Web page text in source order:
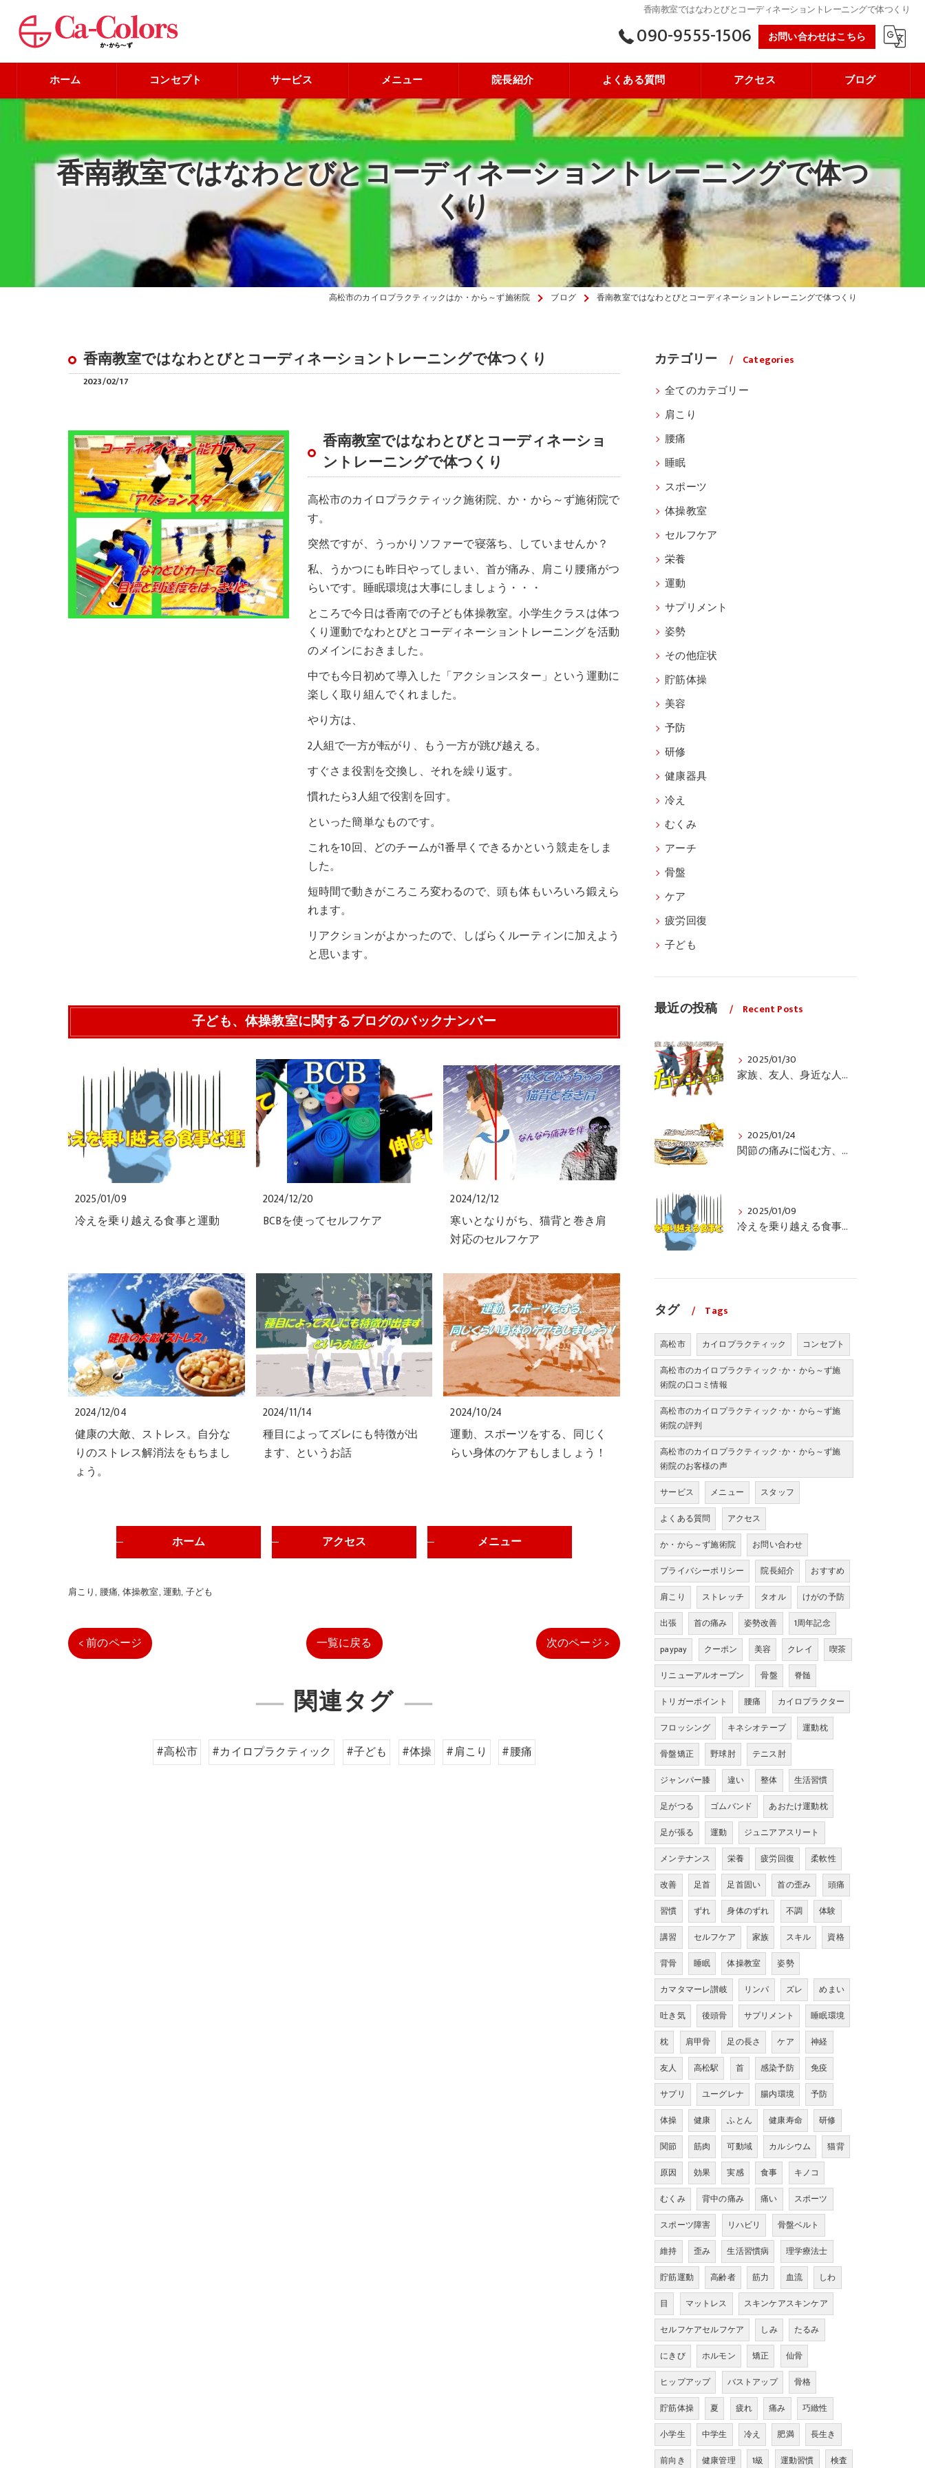
香南教室ではなわとびとコーディネーショントレーニングで体つくり
090-9555-1506 お問い合わせはこちら
ホーム コンセプト サービス メニュー 院長紹介 よくある質問 アクセス ブログ
香南教室ではなわとびとコーディネーショントレーニングで体つ
くり
高松市のカイロプラクティックはか・から～ず施術院 ブログ 香南教室ではなわとびとコーディネーショントレーニングで体つくり
香南教室ではなわとびとコーディネーショントレーニングで体つくり
2023/02/17
香南教室ではなわとびとコーディネーショ
ントレーニングで体つくり
高松市のカイロプラクティック施術院、か・から～ず施術院で
す。
突然ですが、うっかりソファーで寝落ち、していませんか？
私、うかつにも昨日やってしまい、首が痛み、肩こり腰痛がつ
らいです。睡眠環境は大事にしましょう・・・
ところで今日は香南での子ども体操教室。小学生クラスは体つ
くり運動でなわとびとコーディネーショントレーニングを活動
のメインにおきました。
中でも今日初めて導入した「アクションスター」という運動に
楽しく取り組んでくれました。
やり方は、
2人組で一方が転がり、もう一方が跳び越える。
すぐさま役割を交換し、それを繰り返す。
慣れたら3人組で役割を回す。
といった簡単なものです。
これを10回、どのチームが1番早くできるかという競走をしま
した。
短時間で動きがころころ変わるので、頭も体もいろいろ鍛えら
れます。
リアクションがよかったので、しばらくルーティンに加えよう
と思います。
子ども、体操教室に関するブログのバックナンバー
2025/01/09
冷えを乗り越える食事と運動
2024/12/20
BCBを使ってセルフケア
2024/12/12
寒いとなりがち、猫背と巻き肩
対応のセルフケア
2024/12/04
健康の大敵、ストレス。自分な
りのストレス解消法をもちまし
ょう。
2024/11/14
種目によってズレにも特徴が出
ます、というお話
2024/10/24
運動、スポーツをする、同じく
らい身体のケアもしましょう！
ホーム アクセス メニュー
肩こり 腰痛 体操教室 運動 子ども
< 前のページ 一覧に戻る 次のページ >
関連タグ
#高松市 #カイロプラクティック #子ども #体操 #肩こり #腰痛
カテゴリー Categories
全てのカテゴリー
肩こり
腰痛
睡眠
スポーツ
体操教室
セルフケア
栄養
運動
サプリメント
姿勢
その他症状
貯筋体操
美容
予防
研修
健康器具
冷え
むくみ
アーチ
骨盤
ケア
疲労回復
子ども
最近の投稿 Recent Posts
2025/01/30
家族、友人、身近な人の姿勢をちょっと見てみませんか？
2025/01/24
関節の痛みに悩む方、栄養面からの取り組みも重要ですよ！
2025/01/09
冷えを乗り越える食事と運動
タグ Tags
高松市 カイロプラクティック
コンセプト
高松市のカイロプラクティック･か・から～ず施
術院の口コミ情報
高松市のカイロプラクティック･か・から～ず施
術院の評判
高松市のカイロプラクティック･か・から～ず施
術院のお客様の声
サービス
メニュー
スタッフ
よくある質問
アクセス
か・から～ず施術院
お問い合わせ
プライバシーポリシー
院長紹介
おすすめ
肩こり
ストレッチ タオル
けがの予防
出張
首の痛み 姿勢改善
1周年記念
paypay
クーポン 美容 クレイ
喫茶
リニューアルオープン
骨盤
脊髄
トリガーポイント
腰痛
カイロプラクター
フロッシング
キネシオテープ
運動枕
骨盤矯正
野球肘
テニス肘
ジャンパー膝
違い 整体
生活習慣
足がつる
ゴムバンド
あおたけ運動枕
足が張る
運動
ジュニアアスリート
メンテナンス
栄養 疲労回復
柔軟性
改善
足首 足首固い 首の歪み
頭痛
習慣
ずれ 身体のずれ 不調
体験
講習
セルフケア 家族 スキル
資格
背骨
睡眠 体操教室
姿勢
カマタマーレ讃岐
リンパ ズレ
めまい
吐き気
後頭骨 サプリメント
睡眠環境
枕
肩甲骨 足の長さ ケア
神経
友人
高松駅 首 感染予防
免疫
サプリ
ユーグレナ 腸内環境
予防
体操
健康 ふとん 健康寿命
研修
関節
筋肉 可動域 カルシウム
猫背
原因
効果 実感 食事
キノコ
むくみ
背中の痛み 痛い
スポーツ
スポーツ障害
リハビリ
骨盤ベルト
維持
歪み 生活習慣病
理学療法士
貯筋運動
高齢者 筋力 血流
しわ
目
マットレス
スキンケアスキンケア
セルフケアセルフケア
しみ
たるみ
にきび
ホルモン 矯正
仙骨
ヒップアップ
バストアップ
骨格
貯筋体操
夏 疲れ 痛み
巧緻性
小学生
中学生 冷え 肥満
長生き
前向き
健康管理 1級 運動習慣 検査